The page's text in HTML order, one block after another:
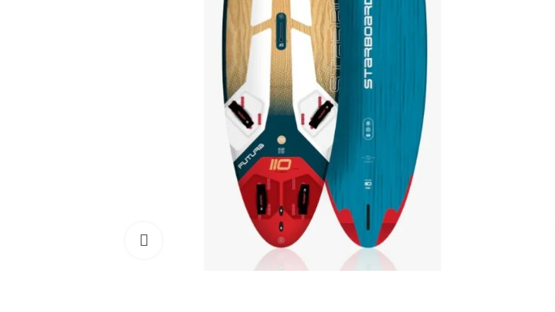
Cliquez pour agrandir